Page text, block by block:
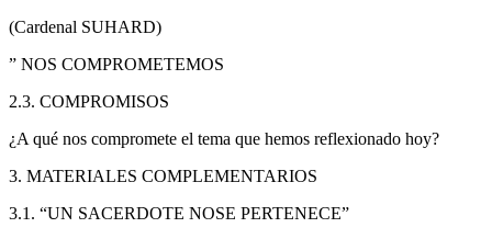
(Cardenal SUHARD)
” NOS COMPROMETEMOS
2.3. COMPROMISOS
¿A qué nos compromete el tema que hemos reflexionado hoy?
3. MATERIALES COMPLEMENTARIOS
3.1. “UN SACERDOTE NOSE PERTENECE”